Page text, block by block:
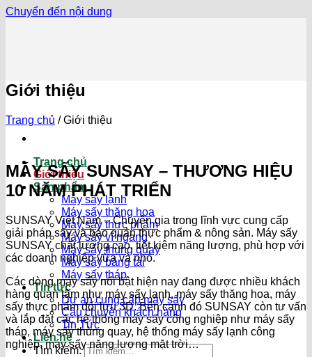
Chuyển đến nội dung
Trang chủ
Giới thiệu
Sản phẩm
Máy sấy lạnh
Máy sấy thăng hoa
Máy sấy thực phẩm
Máy sấy vĩ ngang
Máy sấy thùng quay
Máy sấy băng tải
Máy sấy tháp
Tin tức
Dự án cung cấp máy sấy
Câu chuyện khách hàng
Tin Tức
Liên hệ
Tìm kiếm:
Giới thiệu
Trang chủ /Giới thiệu
MÁY SẤY SUNSAY – THƯƠNG HIỆU
10 NĂM PHÁT TRIỂN
SUNSAY Việt Nam – Chuyên gia trong lĩnh vực cung cấp
giải pháp sấy và bảo quản thực phẩm & nông sản. Máy sấy
SUNSAY chất lượng cao, tiết kiệm năng lượng, phù hợp với
các doanh nghiệp vừa và nhỏ.
Các dòng máy sấy nổi bật hiện nay đang được nhiều khách
hàng quan tâm như máy sấy lạnh, máy sấy thăng hoa, máy
sấy thực phẩm đối lưu 3D. Bên cạnh đó SUNSAY còn tư vấn
và lắp đặt các hệ thống máy sấy công nghiệp như máy sấy
tháp, máy sấy thùng quay, hệ thống máy sấy lạnh công
nghiệp, máy sấy năng lượng mặt trời…